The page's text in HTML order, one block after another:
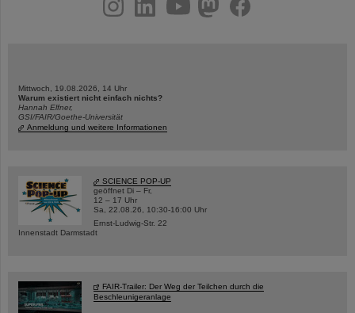
Mittwoch, 19.08.2026, 14 Uhr
Warum existiert nicht einfach nichts?
Hannah Elfner,
GSI/FAIR/Goethe-Universität
Anmeldung und weitere Informationen
SCIENCE POP-UP
geöffnet Di – Fr,
12 – 17 Uhr
Sa, 22.08.26, 10:30-16:00 Uhr
Ernst-Ludwig-Str. 22
Innenstadt Darmstadt
FAIR-Trailer: Der Weg der Teilchen durch die
Beschleunigeranlage